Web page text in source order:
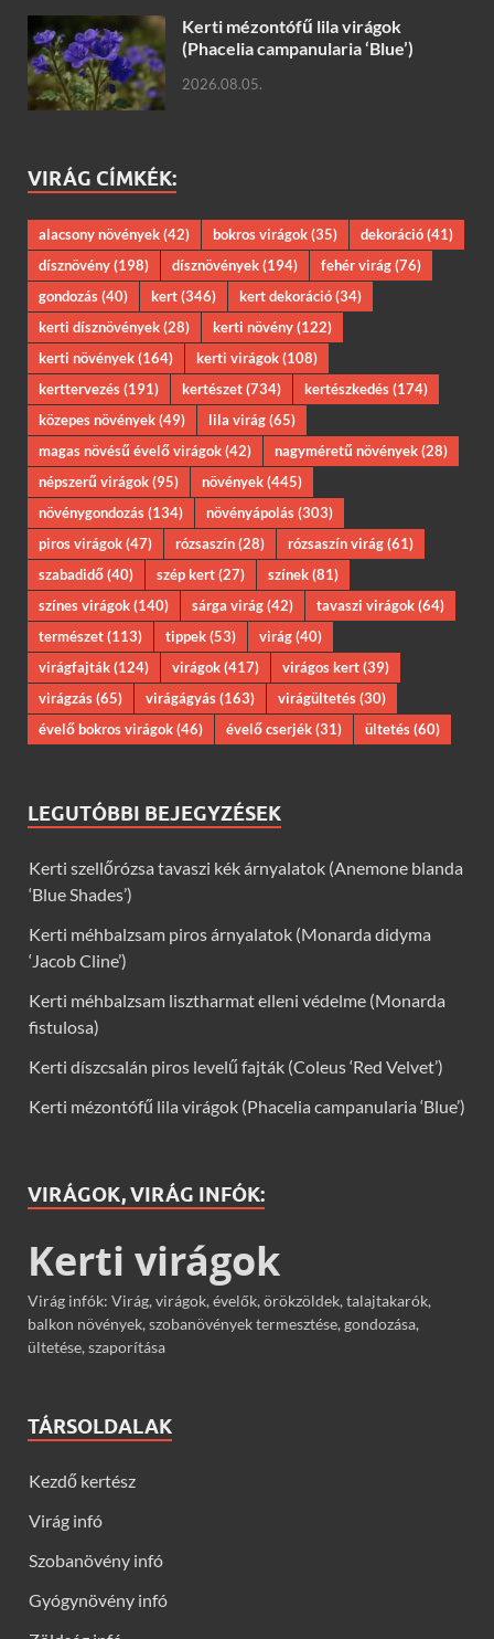
Kerti mézontófű lila virágok
(Phacelia campanularia ‘Blue’)
2026.08.05.
VIRÁG CÍMKÉK:
alacsony növények(42) bokros virágok(35) dekoráció(41)
dísznövény(198) dísznövények(194) fehér virág(76)
gondozás(40) kert(346) kert dekoráció(34)
kerti dísznövények(28) kerti növény(122)
kerti növények(164) kerti virágok(108)
kerttervezés(191) kertészet(734) kertészkedés(174)
közepes növények(49) lila virág(65)
magas növésű évelő virágok(42) nagyméretű növények(28)
népszerű virágok(95) növények(445)
növénygondozás(134) növényápolás(303)
piros virágok(47) rózsaszín(28) rózsaszín virág(61)
szabadidő(40) szép kert(27) színek(81)
színes virágok(140) sárga virág(42) tavaszi virágok(64)
természet(113) tippek(53) virág(40)
virágfajták(124) virágok(417) virágos kert(39)
virágzás(65) virágágyás(163) virágültetés(30)
évelő bokros virágok(46) évelő cserjék(31) ültetés(60)
LEGUTÓBBI BEJEGYZÉSEK
Kerti szellőrózsa tavaszi kék árnyalatok (Anemone blanda
‘Blue Shades’)
Kerti méhbalzsam piros árnyalatok (Monarda didyma
‘Jacob Cline’)
Kerti méhbalzsam lisztharmat elleni védelme (Monarda
fistulosa)
Kerti díszcsalán piros levelű fajták (Coleus ‘Red Velvet’)
Kerti mézontófű lila virágok (Phacelia campanularia ‘Blue’)
VIRÁGOK, VIRÁG INFÓK:
Kerti virágok
Virág infók: Virág, virágok, évelők, örökzöldek, talajtakarók,
balkon növények, szobanövények termesztése, gondozása,
ültetése, szaporítása
TÁRSOLDALAK
Kezdő kertész
Virág infó
Szobanövény infó
Gyógynövény infó